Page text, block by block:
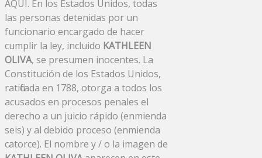
AQUÍ. En los Estados Unidos, todas
las personas detenidas por un
funcionario encargado de hacer
cumplir la ley, incluido KATHLEEN
OLIVA, se presumen inocentes. La
Constitución de los Estados Unidos,
ratificada en 1788, otorga a todos los
acusados ​​en procesos penales el
derecho a un juicio rápido (enmienda
seis) y al debido proceso (enmienda
catorce). El nombre y / o la imagen de